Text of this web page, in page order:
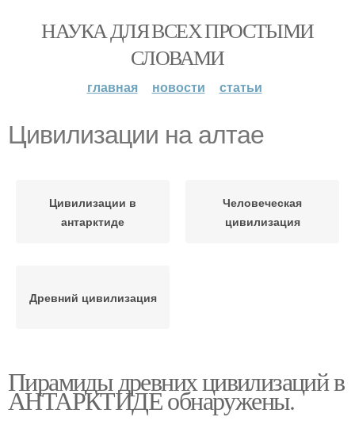
НАУКА ДЛЯ ВСЕХ ПРОСТЫМИ
СЛОВАМИ
главная новости статьи
Цивилизации на алтае
Цивилизации в
антарктиде
Человеческая
цивилизация
Древний цивилизация
Пирамиды древних цивилизаций в
АНТАРКТИДЕ обнаружены.